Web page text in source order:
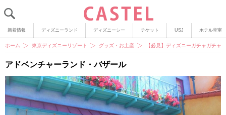
新着情報 ディズニーランド ディズニーシー チケット USJ ホテル空室
ホーム 東京ディズニーリゾート グッズ・お土産 【必見】ディズニーガチャガチャ
アドベンチャーランド・バザール